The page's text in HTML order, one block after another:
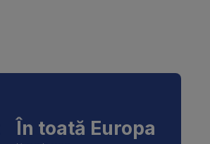
În toată Europa